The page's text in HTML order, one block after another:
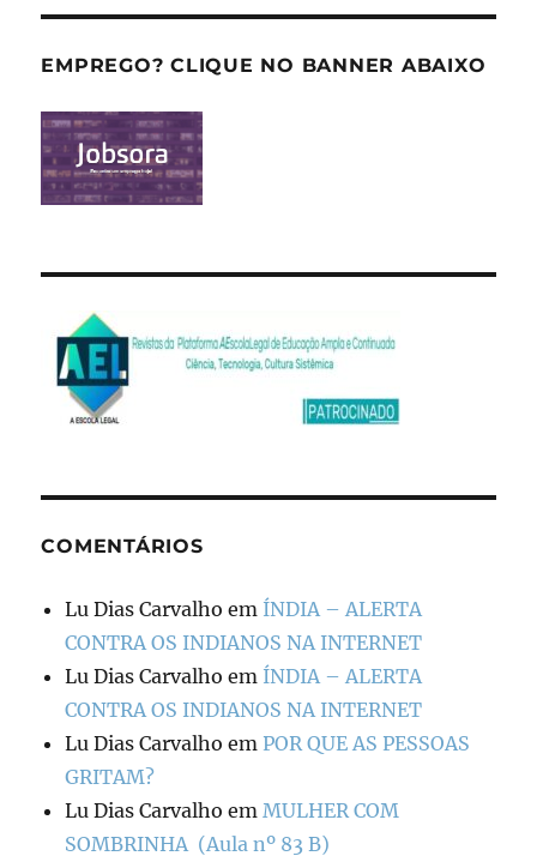
EMPREGO? CLIQUE NO BANNER ABAIXO
COMENTÁRIOS
Lu Dias Carvalho em ÍNDIA – ALERTA
CONTRA OS INDIANOS NA INTERNET
Lu Dias Carvalho em ÍNDIA – ALERTA
CONTRA OS INDIANOS NA INTERNET
Lu Dias Carvalho emPOR QUE AS PESSOAS
GRITAM?
Lu Dias Carvalho emMULHER COM
SOMBRINHA (Aula nº 83 B)